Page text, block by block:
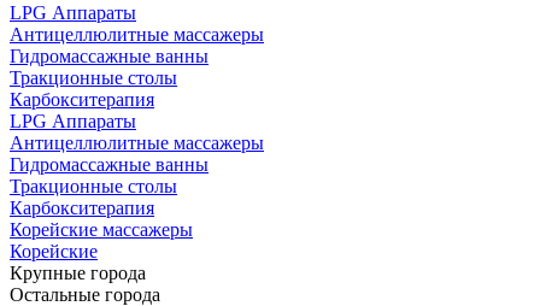
LPG Аппараты
Антицеллюлитные массажеры
Гидромассажные ванны
Тракционные столы
Карбокситерапия
LPG Аппараты
Антицеллюлитные массажеры
Гидромассажные ванны
Тракционные столы
Карбокситерапия
Корейские массажеры
Корейские
Крупные города
Остальные города